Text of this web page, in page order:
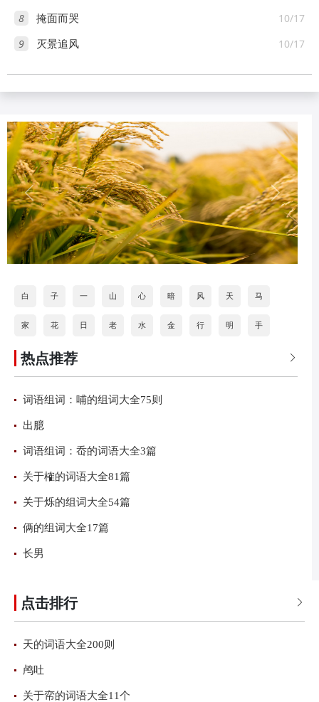
8 10/17
掩面而哭
9 10/17
灭景追风
白 子 一 山 心 暗 风 天 马
家 花 日 老 水 金 行 明 手
道 打 
热点推荐
词语组词：哺的组词大全75则
出臆
词语组词：岙的词语大全3篇
关于榷的词语大全81篇
关于烁的组词大全54篇
俩的组词大全17篇
长男

点击排行
天的词语大全200则
鸬吐
关于帟的词语大全11个